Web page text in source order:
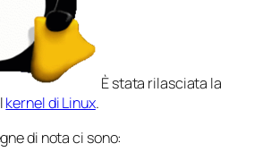
È stata rilasciata la
kernel di Linux.
di nota ci sono: